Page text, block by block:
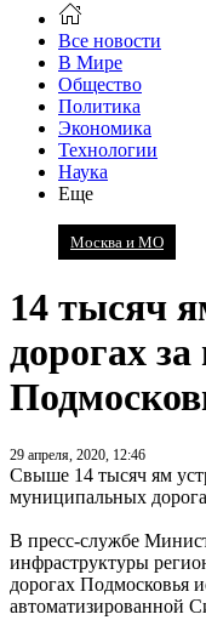
Все новости
В Мире
Общество
Политика
Экономика
Технологии
Наука
Еще
Москва и МО
14 тысяч
дорогах
29 апреля, 2020, 12:46
Свыше 14 тысяч ям
муниципальных
В пресс-службе
инфраструктуры
дорогах Подмосковья
автоматизированной